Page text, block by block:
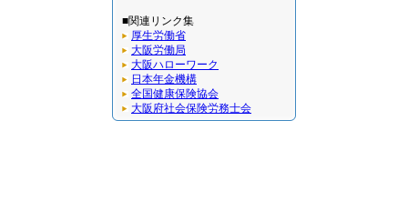
■関連リンク集
厚生労働省
大阪労働局
大阪ハローワーク
日本年金機構
全国健康保険協会
大阪府社会保険労務士会